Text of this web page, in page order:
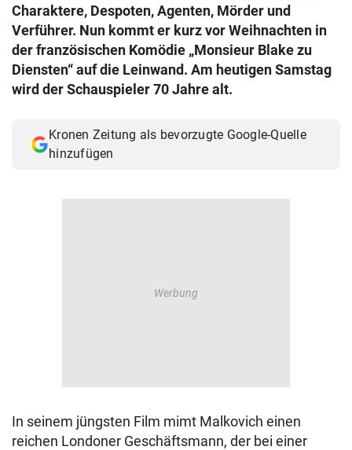
Muthgasse 2, 1190 Wien
Charaktere, Despoten, Agenten, Mörder und
Verführer. Nun kommt er kurz vor Weihnachten in
der französischen Komödie „Monsieur Blake zu
Diensten“ auf die Leinwand. Am heutigen Samstag
wird der Schauspieler 70 Jahre alt.
Kronen Zeitung als bevorzugte Google-Quelle
hinzufügen
In seinem jüngsten Film mimt Malkovich einen
reichen Londoner Geschäftsmann, der bei einer